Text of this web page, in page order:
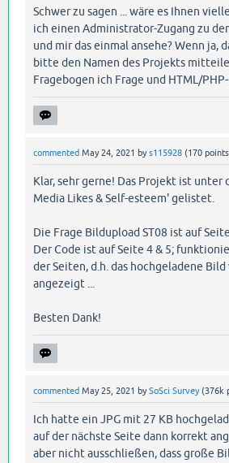
Schwer zu sagen ... wäre es Ihnen
ich einen Administrator-Zugang zu
und mir das einmal ansehe? Wenn ja,
bitte den Namen des Projekts
Fragebogen ich Frage und HTML/
commented May 24, 2021 bys115928 (170
Klar, sehr gerne! Das Projekt ist unter
Media Likes & Self-esteem' gelistet.
Die Frage Bildupload ST08 ist auf
Der Code ist auf Seite 4 & 5;
der Seiten, d.h. das hochgeladene
angezeigt ...
Besten Dank!
commented May 25, 2021 bySoSci Survey (376k
Ich hatte ein JPG mit 27 KB
auf der nächste Seite dann korrekt
aber nicht ausschließen, dass große